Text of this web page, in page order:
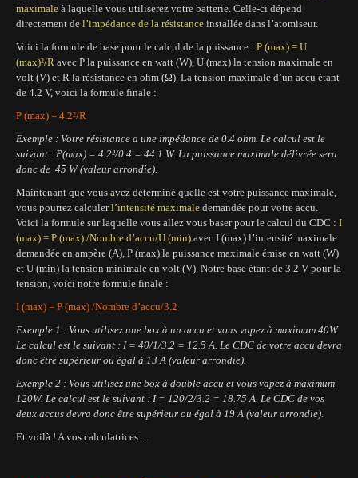
maximale à laquelle vous utiliserez votre batterie. Celle-ci dépend
directement de l’impédance de la résistance installée dans l’atomiseur.
Voici la formule de base pour le calcul de la puissance : P (max) = U
(max)²/R avec P la puissance en watt (W), U (max) la tension maximale en
volt (V) et R la résistance en ohm (Ω). La tension maximale d’un accu étant
de 4.2 V, voici la formule finale :
P (max) = 4.2²/R
Exemple : Votre résistance a une impédance de 0.4 ohm. Le calcul est le
suivant : P(max) = 4.2²/0.4 = 44.1 W. La puissance maximale délivrée sera
donc de 45 W (valeur arrondie).
Maintenant que vous avez déterminé quelle est votre puissance maximale,
vous pourrez calculerl’intensité maximale demandée pour votre accu.
Voici la formule sur laquelle vous allez vous baser pour le calcul du CDC : I
(max) = P (max) /Nombre d’accu/U (min) avec I (max) l’intensité maximale
demandée en ampère (A), P (max) la puissance maximale émise en watt (W)
et U (min) la tension minimale en volt (V). Notre base étant de 3.2 V pour la
tension, voici notre formule finale :
I (max) = P (max) /Nombre d’accu/3.2
Exemple 1 : Vous utilisez une box à un accu et vous vapez à maximum 40W.
Le calcul est le suivant : I = 40/1/3.2 = 12.5 A. Le CDC de votre accu devra
donc être supérieur ou égal à 13 A (valeur arrondie).
Exemple 2 : Vous utilisez une box à double accu et vous vapez à maximum
120W. Le calcul est le suivant : I = 120/2/3.2 = 18.75 A. Le CDC de vos
deux accus devra donc être supérieur ou égal à 19 A (valeur arrondie).
Et voilà ! A vos calculatrices…